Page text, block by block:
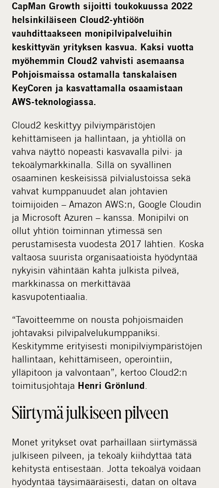
a
l
m
e
d
i
a
CapMan Growth sijoitti toukokuussa 2022
helsinkiläiseen Cloud2-yhtiöön
vauhdittaakseen monipilvipalveluihin
keskittyvän yrityksen kasvua. Kaksi vuotta
myöhemmin Cloud2 vahvisti asemaansa
Pohjoismaissa ostamalla tanskalaisen
KeyCoren ja kasvattamalla osaamistaan
AWS-teknologiassa.
Cloud2 keskittyy pilviympäristöjen
kehittämiseen ja hallintaan, ja yhtiöllä on
vahva näyttö nopeasti kasvavalla pilvi- ja
tekoälymarkkinalla. Sillä on syvällinen
osaaminen keskeisissä pilvialustoissa sekä
vahvat kumppanuudet alan johtavien
toimijoiden – Amazon AWS:n, Google Cloudin
ja Microsoft Azuren – kanssa. Monipilvi on
ollut yhtiön toiminnan ytimessä sen
perustamisesta vuodesta 2017 lähtien. Koska
valtaosa suurista organisaatioista hyödyntää
nykyisin vähintään kahta julkista pilveä,
markkinassa on merkittävää
kasvupotentiaalia.
“Tavoitteemme on nousta pohjoismaiden
johtavaksi pilvipalvelukumppaniksi.
Keskitymme erityisesti monipilviympäristöjen
hallintaan, kehittämiseen, operointiin,
ylläpitoon ja valvontaan”, kertoo Cloud2:n
toimitusjohtaja Henri Grönlund
Siirtymä julkiseen pilveen
Monet yritykset ovat parhaillaan siirtymässä
julkiseen pilveen, ja tekoäly kiihdyttää tätä
kehitystä entisestään. Jotta tekoälyä voidaan
hyödyntää täysimääräisesti, datan on oltava